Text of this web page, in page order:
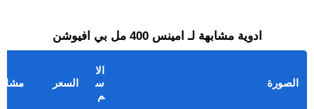
ادوية مشابهة لـ امينس 400 مل بي افيوشن
الصورة
الا
س
م
السعر